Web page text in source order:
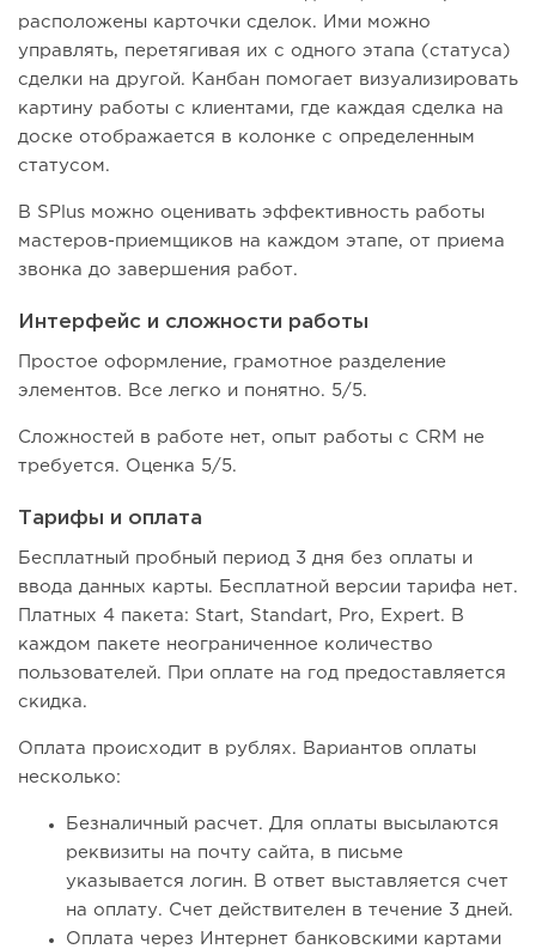
расположены карточки сделок. Ими можно
управлять, перетягивая их с одного этапа (статуса)
сделки на другой. Канбан помогает визуализировать
картину работы с клиентами, где каждая сделка на
доске отображается в колонке с определенным
статусом.
В SPlus можно оценивать эффективность работы
мастеров-приемщиков на каждом этапе, от приема
звонка до завершения работ.
Интерфейс и сложности работы
Простое оформление, грамотное разделение
элементов. Все легко и понятно. 5/5.
Сложностей в работе нет, опыт работы с CRM не
требуется. Оценка 5/5.
Тарифы и оплата
Бесплатный пробный период 3 дня без оплаты и
ввода данных карты. Бесплатной версии тарифа нет.
Платных 4 пакета: Start, Standart, Pro, Expert. В
каждом пакете неограниченное количество
пользователей. При оплате на год предоставляется
скидка.
Оплата происходит в рублях. Вариантов оплаты
несколько:
Безналичный расчет. Для оплаты высылаются
реквизиты на почту сайта, в письме
указывается логин. В ответ выставляется счет
на оплату. Счет действителен в течение 3 дней.
Оплата через Интернет банковскими картами